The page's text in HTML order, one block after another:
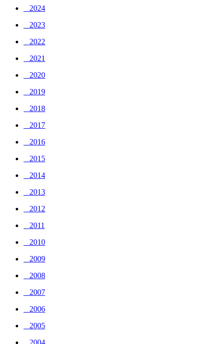
_ 2024
_ 2023
_ 2022
_ 2021
_ 2020
_ 2019
_ 2018
_ 2017
_ 2016
_ 2015
_ 2014
_ 2013
_ 2012
_ 2011
_ 2010
_ 2009
_ 2008
_ 2007
_ 2006
_ 2005